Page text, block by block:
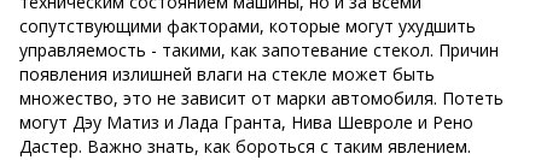
сопутствующими факторами, которые могут ухудшить
управляемость - такими, как запотевание стекол. Причин
появления излишней влаги на стекле может быть
множество, это не зависит от марки автомобиля. Потеть
могут Дэу Матиз и Лада Гранта, Нива Шевроле и Рено
Дастер. Важно знать, как бороться с таким явлением.